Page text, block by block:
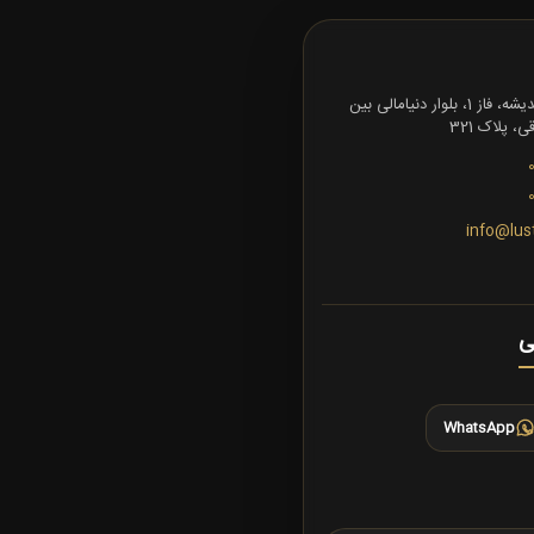
تهران، شهرک اندیشه، فاز 1، بلوار دنیامالی بین
پلاک 321
WhatsApp